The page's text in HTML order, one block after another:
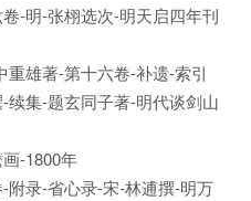
-明-张栩选次-明天启四年刊
雄著-第十六卷-补遗-索引
集-题玄同子著-明代谈剑山
-1800年
附录-省心录-宋-林逋撰-明万